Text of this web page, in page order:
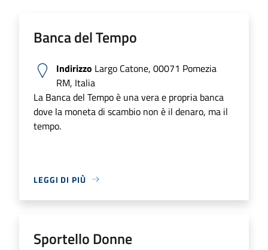
Banca del Tempo
Indirizzo Largo Catone, 00071 Pomezia
RM, Italia
La Banca del Tempo è una vera e propria banca
dove la moneta di scambio non è il denaro, ma il
tempo.
LEGGI DI PIÙ
Sportello Donne